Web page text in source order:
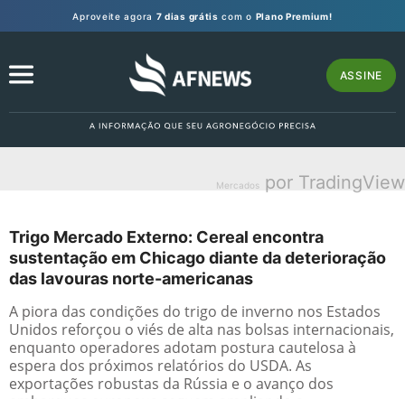
Aproveite agora 7 dias grátis com o Plano Premium!
ASSINE
Mercados por TradingView
Trigo Mercado Externo: Cereal encontra
sustentação em Chicago diante da deterioração
das lavouras norte-americanas
A piora das condições do trigo de inverno nos Estados
Unidos reforçou o viés de alta nas bolsas internacionais,
enquanto operadores adotam postura cautelosa à
espera dos próximos relatórios do USDA. As
exportações robustas da Rússia e o avanço dos